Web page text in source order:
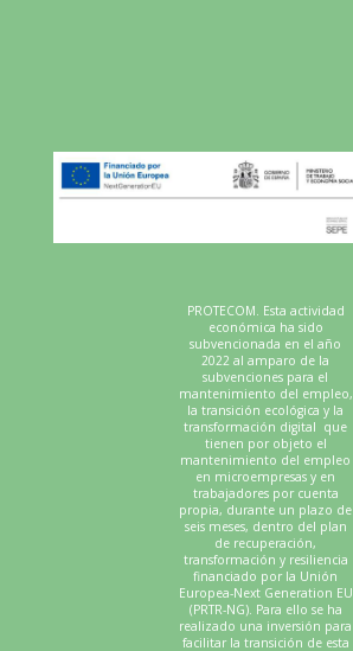
PROTECOM. Esta actividad
económica ha sido
subvencionada en el año
2022 al amparo de la
subvenciones para el
mantenimiento del empleo,
la transición ecológica y la
transformación digital que
tienen por objeto el
mantenimiento del empleo
en microempresas y en
trabajadores por cuenta
propia, durante un plazo de
seis meses, dentro del plan
de recuperación,
transformación y resiliencia
financiado por la Unión
Europea-Next Generation EU
(PRTR-NG). Para ello se ha
realizado una inversión para
facilitar la transición de esta